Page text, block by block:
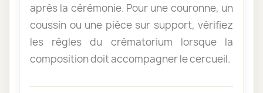
après la cérémonie. Pour une couronne, un
coussin ou une pièce sur support, vérifiez
les règles du crématorium lorsque la
composition doit accompagner le cercueil.